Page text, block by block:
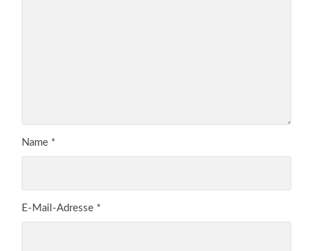
Name *
E-Mail-Adresse *